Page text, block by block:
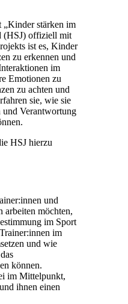
„Kinder stärken im
(HSJ) offiziell mit
ist es, Kinder
zu erkennen und
im
Emotionen zu
zu achten und
sie, wie sie
und Verantwortung
HSJ hierzu
und
arbeiten möchten,
im Sport
im
und wie
können.
im Mittelpunkt,
ihnen einen